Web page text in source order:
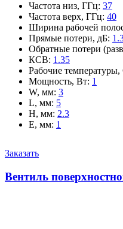
Частота низ, ГГц: 37
Частота верх, ГГц: 40
Ширина рабочей
Прямые потери, дБ:
Обратные потери
КСВ: 1.35
Рабочие температуры,
Мощность, Вт: 1
W, мм: 3
L, мм: 5
H, мм: 2.3
E, мм: 1
Заказать
Вентиль